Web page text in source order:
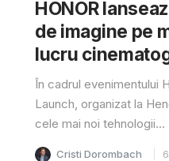
HONOR
de imagine pe
lucru
În cadrul evenimentului
Launch, organizat la
cele mai noi tehnologii...
Cristi Dorombach 6